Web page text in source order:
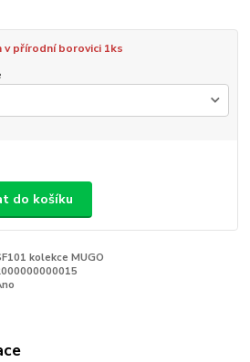
v přírodní borovici 1ks
do košíku
kolekce MUGO